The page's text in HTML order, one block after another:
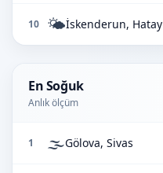
10 🌤️İskenderun, Hatay
En Soğuk
Anlık ölçüm
1 🌫️Gölova, Sivas